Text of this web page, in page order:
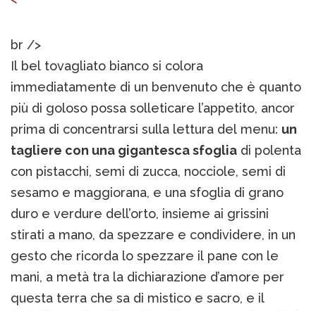
br />
Il bel tovagliato bianco si colora
immediatamente di un benvenuto che è quanto
più di goloso possa solleticare l’appetito, ancor
prima di concentrarsi sulla lettura del menu: un
tagliere con una gigantesca sfoglia di polenta
con pistacchi, semi di zucca, nocciole, semi di
sesamo e maggiorana, e una sfoglia di grano
duro e verdure dell’orto, insieme ai grissini
stirati a mano, da spezzare e condividere, in un
gesto che ricorda lo spezzare il pane con le
mani, a metà tra la dichiarazione d’amore per
questa terra che sa di mistico e sacro, e il